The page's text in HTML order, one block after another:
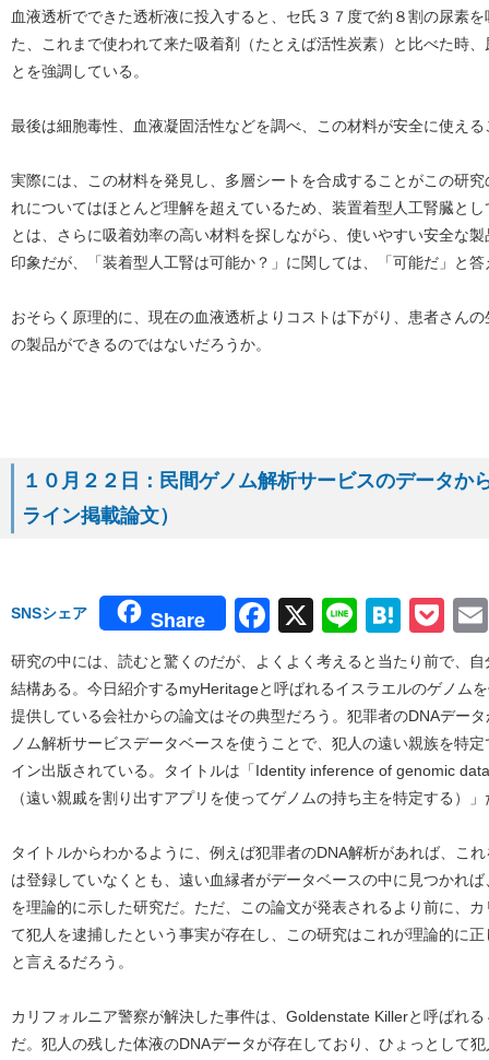
血液透析でできた透析液に投入すると、セ氏３７度で約８割の尿素
た、これまで使われて来た吸着剤（たとえば活性炭素）と比べた時
とを強調している。
最後は細胞毒性、血液凝固活性などを調べ、この材料が安全に使え
実際には、この材料を発見し、多層シートを合成することがこの研
れについてはほとんど理解を超えているため、装置着型人工腎臓と
とは、さらに吸着効率の高い材料を探しながら、使いやすい安全な
印象だが、「装着型人工腎は可能か？」に関しては、「可能だ」と
おそらく原理的に、現在の血液透析よりコストは下がり、患者さん
の製品ができるのではないだろうか。
１０月２２日：民間ゲノム解析サービスのデータか
ライン掲載論文）
SNSシェア Share Facebook
X Line
研究の中には、読むと驚くのだが、よくよく考えると当たり前で、
結構ある。今日紹介するmyHeritageと呼ばれるイスラエルのゲノム
提供している会社からの論文はその典型だろう。犯罪者のDNAデー
ノム解析サービスデータベースを使うことで、犯人の遠い親族を特
イン出版されている。タイトルは「Identity inference of genomic
（遠い親戚を割り出すアプリを使ってゲノムの持ち主を特定する）」
タイトルからわかるように、例えば犯罪者のDNA解析があれば、こ
は登録していなくとも、遠い血縁者がデータベースの中に見つかれ
を理論的に示した研究だ。ただ、この論文が発表されるより前に、
て犯人を逮捕したという事実が存在し、この研究はこれが理論的に
と言えるだろう。
カリフォルニア警察が解決した事件は、Goldenstate Killerと呼ばれ
だ。犯人の残した体液のDNAデータが存在しており、ひょっとして